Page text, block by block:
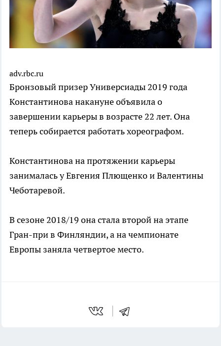
adv.rbc.ru
Бронзовый призер Универсиады 2019 года
Константинова накануне объявила о
завершении карьеры в возрасте 22 лет. Она
теперь собирается работать хореографом.
Константинова на протяжении карьеры
занималась у Евгения Плющенко и Валентины
Чеботаревой.
В сезоне 2018/19 она стала второй на этапе
Гран-при в Финляндии, а на чемпионате
Европы заняла четвертое место.